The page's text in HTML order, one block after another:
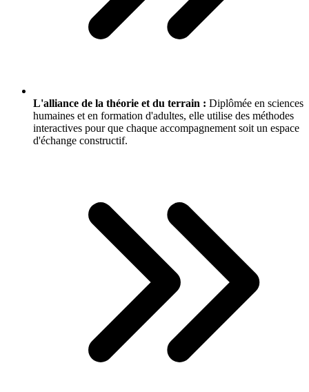
L'alliance de la théorie et du terrain : Diplômée en sciences
humaines et en formation d'adultes, elle utilise des méthodes
interactives pour que chaque accompagnement soit un espace
d'échange constructif.